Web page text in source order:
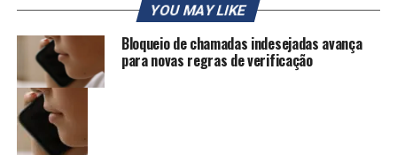
YOU MAY LIKE
Bloqueio de chamadas indesejadas avança
para novas regras de verificação